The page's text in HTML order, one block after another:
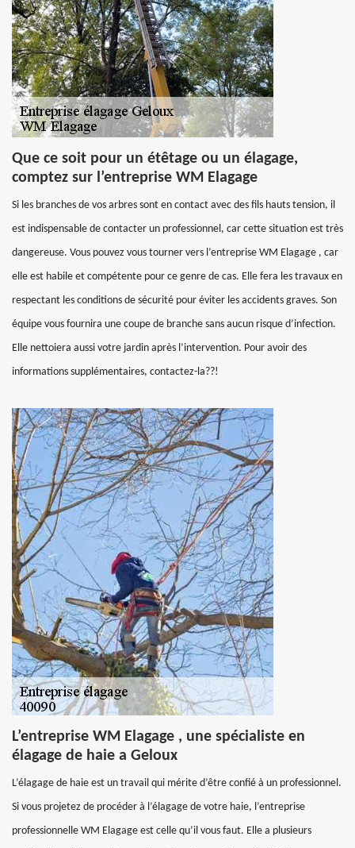
Que ce soit pour un étêtage ou un élagage,
comptez sur l’entreprise WM Elagage
Si les branches de vos arbres sont en contact avec des fils hauts tension, il
est indispensable de contacter un professionnel, car cette situation est très
dangereuse. Vous pouvez vous tourner vers l’entreprise WM Elagage , car
elle est habile et compétente pour ce genre de cas. Elle fera les travaux en
respectant les conditions de sécurité pour éviter les accidents graves. Son
équipe vous fournira une coupe de branche sans aucun risque d’infection.
Elle nettoiera aussi votre jardin après l’intervention. Pour avoir des
informations supplémentaires, contactez-la??!
L’entreprise WM Elagage , une spécialiste en
élagage de haie a Geloux
L’élagage de haie est un travail qui mérite d’être confié à un professionnel.
Si vous projetez de procéder à l’élagage de votre haie, l’entreprise
professionnelle WM Elagage est celle qu’il vous faut. Elle a plusieurs